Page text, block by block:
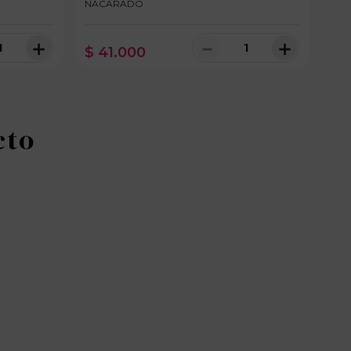
＋
NACARADO
$ 41.000 ＋
－